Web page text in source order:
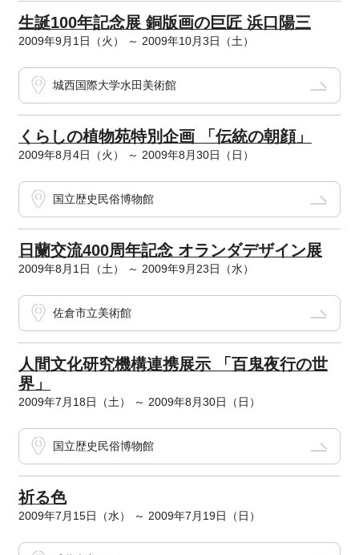
生誕100年記念展 銅版画の巨匠 浜口陽三
2009年9月1日（火） ～ 2009年10月3日（土）
城西国際大学水田美術館
くらしの植物苑特別企画 「伝統の朝顔」
2009年8月4日（火） ～ 2009年8月30日（日）
国立歴史民俗博物館
日蘭交流400周年記念 オランダデザイン展
2009年8月1日（土） ～ 2009年9月23日（水）
佐倉市立美術館
人間文化研究機構連携展示 「百鬼夜行の世
界」
2009年7月18日（土） ～ 2009年8月30日（日）
国立歴史民俗博物館
祈る色
2009年7月15日（水） ～ 2009年7月19日（日）